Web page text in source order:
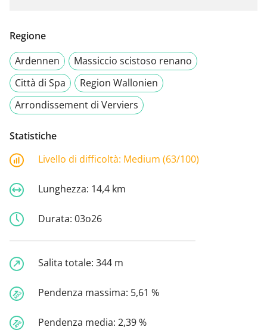
Regione
Ardennen
Massiccio scistoso renano
Città di Spa
Region Wallonien
Arrondissement di Verviers
Statistiche
Livello di difficoltà: Medium (63/100)
Lunghezza: 14,4 km
Durata: 03o26
Salita totale: 344 m
Pendenza massima: 5,61 %
Pendenza media: 2,39 %